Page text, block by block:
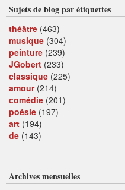
Sujets de blog par étiquettes
théâtre (463)
musique (304)
peinture (239)
JGobert (233)
classique (225)
amour(214)
comédie (201)
poésie (197)
art (194)
de (143)
Archives mensuelles